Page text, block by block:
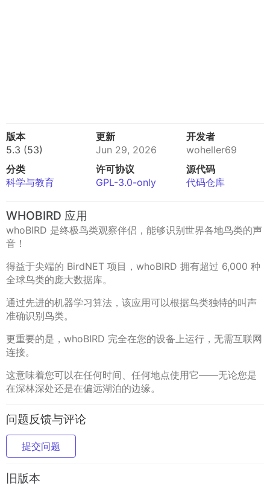
版本
5.3 (53)
更新
Jun 29, 2026
开发者
woheller69
分类
科学与教育
许可协议
GPL-3.0-only
源代码
代码仓库
WHOBIRD 应用
whoBIRD 是终极鸟类观察伴侣，能够识别世界各地鸟类的声
音！
得益于尖端的 BirdNET 项目，whoBIRD 拥有超过 6,000 种
全球鸟类的庞大数据库。
通过先进的机器学习算法，该应用可以根据鸟类独特的叫声
准确识别鸟类。
更重要的是，whoBIRD 完全在您的设备上运行，无需互联网
连接。
这意味着您可以在任何时间、任何地点使用它——无论您是
在深林深处还是在偏远湖泊的边缘。
问题反馈与评论
提交问题
旧版本